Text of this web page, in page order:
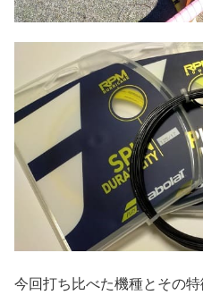
今回打ち比べた機種とその特